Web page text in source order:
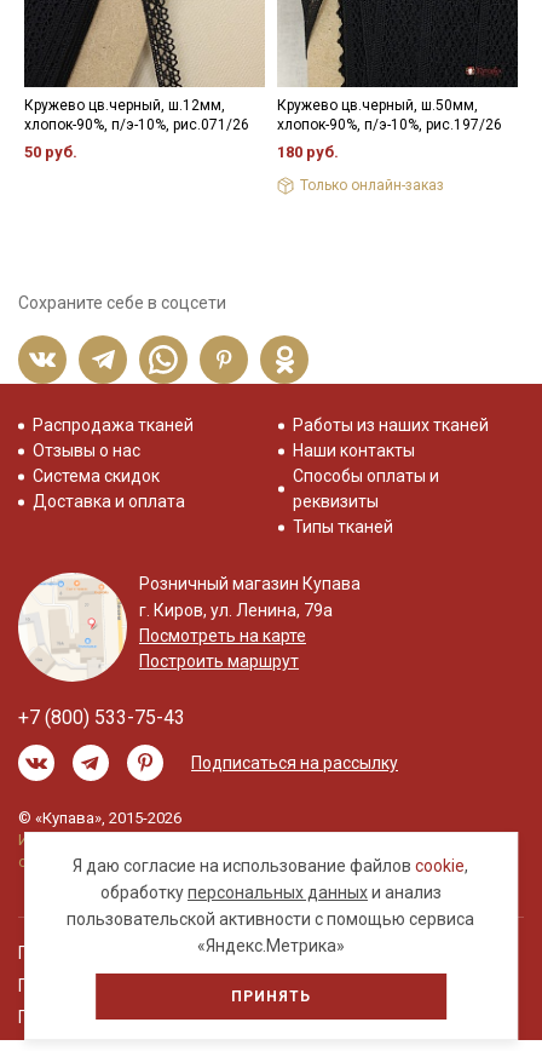
Кружево цв.черный, ш.12мм,
хлопок-90%, п/э-10%, рис.071/26
50 руб.
Кружево цв.черный, ш.50мм,
хлопок-90%, п/э-10%, рис.197/26
180 руб.
Только онлайн-заказ
Сохраните себе в соцсети
Я даю согласие на использование файловcookie,
обработкуперсональных данныхи анализ
пользовательской активности с помощью сервиса
«Яндекс.Метрика»
ПРИНЯТЬ
Распродажа тканей
Отзывы о нас
Система скидок
Доставка и оплата
Работы из наших тканей
Наши контакты
Способы оплаты и
реквизиты
Типы тканей
Розничный магазин Купава
г. Киров, ул. Ленина, 79а
Посмотреть на карте
Построить маршрут
+7 (800) 533-75-43
Подписаться на рассылку
© «Купава», 2015-2026
Информация на сайте не является публичной
офертой.
Правовая информация
Политика обработки персональных данных
Пользовательское соглашение